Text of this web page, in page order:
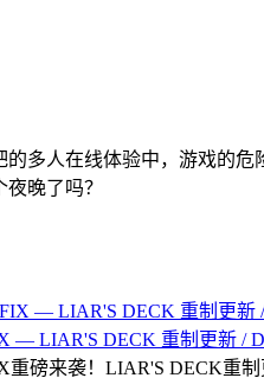
多人在线体验中，游戏的
晚了吗？
— LIAR'S DECK 重制更新 /
重磅来袭！LIAR'S DECK重